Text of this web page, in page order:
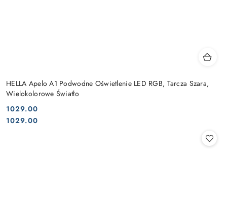
HELLA Apelo A1 Podwodne Oświetlenie LED RGB, Tarcza Szara,
Wielokolorowe Światło
Cena:
1029.00
Cena:
1029.00